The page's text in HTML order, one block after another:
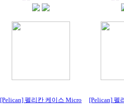
[Pelican] 펠리칸 케이스 Micro
[Pelican] 펠